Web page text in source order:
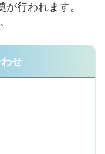
行われます。
せ